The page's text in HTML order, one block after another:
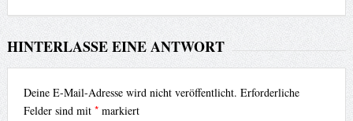
HINTERLASSE EINE ANTWORT
Deine E-Mail-Adresse wird nicht veröffentlicht. Erforderliche
Felder sind mit *markiert